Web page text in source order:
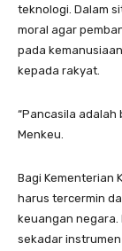
teknologi. Dalam
moral agar
pada
kepada rakyat.
“Pancasila adalah
Menkeu.
Bagi Kementerian
harus tercermin
keuangan negara.
sekadar